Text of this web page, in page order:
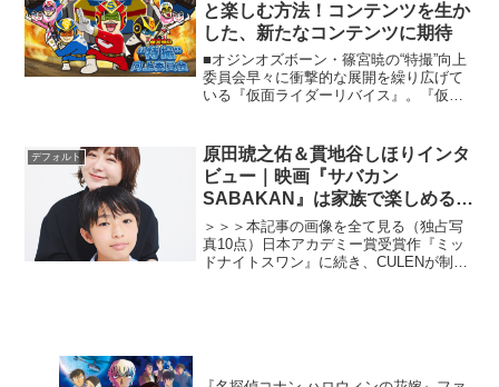
と楽しむ方法！コンテンツを生か
した、新たなコンテンツに期待
■オジンオズボーン・篠宮暁の“特撮”向上
委員会早々に衝撃的な展開を繰り広げて
いる『仮面ライダーリバイス』。『仮面
「こんな早くにそこまで展開しちゃう
の？」と驚いたものですが...
デフォルト
原田琥之佑＆貫地谷しほりインタ
ビュー｜映画『サバカン
SABAKAN』は家族で楽しめる青
春アドベンチャー
＞＞＞本記事の画像を全て見る（独占写
真10点）日本アカデミー賞受賞作『ミッ
ドナイトスワン』に続き、CULENが制作